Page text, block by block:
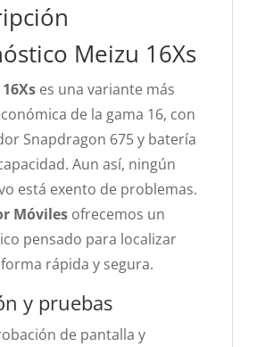
Meizu 16Xs
es una variante más
de la gama 16, con
Snapdragon 675 y batería
Aun así, ningún
está exento de problemas.
Móvilesofrecemos un
pensado para localizar
rápida y segura.
y pruebas
de pantalla y